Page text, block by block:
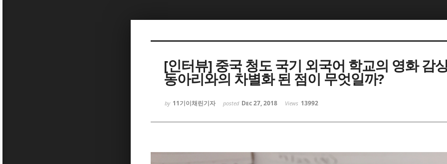
[인터뷰] 중국 청도 국기 외국어 학교의 영화 감
동아리와의 차별화 된 점이 무엇일까?
by 11기이채린기자 posted Dec 27, 2018 Views 13992
Sketchbook5, 스케치북5
Sketchbook5, 스케치북5